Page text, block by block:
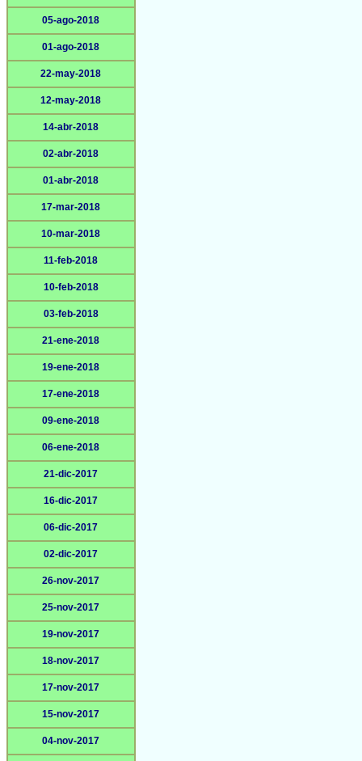
05-ago-2018
01-ago-2018
22-may-2018
12-may-2018
14-abr-2018
02-abr-2018
01-abr-2018
17-mar-2018
10-mar-2018
11-feb-2018
10-feb-2018
03-feb-2018
21-ene-2018
19-ene-2018
17-ene-2018
09-ene-2018
06-ene-2018
21-dic-2017
16-dic-2017
06-dic-2017
02-dic-2017
26-nov-2017
25-nov-2017
19-nov-2017
18-nov-2017
17-nov-2017
15-nov-2017
04-nov-2017